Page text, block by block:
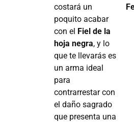
costará un
poquito acabar
con el Fiel de la
hoja negra, y lo
que te llevarás es
un arma ideal
para
contrarrestar con
el daño sagrado
que presenta una